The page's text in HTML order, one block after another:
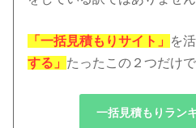
「一括見積もりサイト」 を
する」 たったこの２つだけで
一括見積もりラン